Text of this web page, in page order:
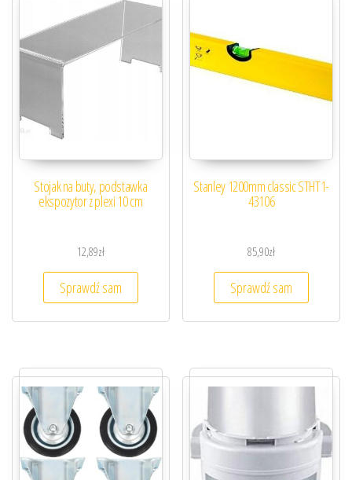
Stojak na buty, podstawka
ekspozytor z plexi 10 cm
12,89zł
Sprawdź sam
Stanley 1200mm classic STHT1-
43106
85,90zł
Sprawdź sam